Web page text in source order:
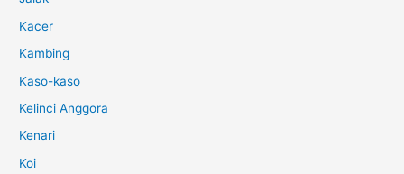
Kacer
Kambing
Kaso-kaso
Kelinci Anggora
Kenari
Koi